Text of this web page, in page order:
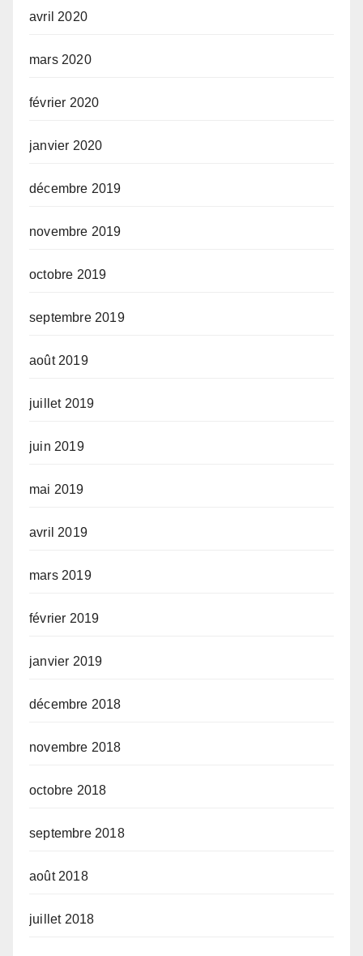
avril 2020
mars 2020
février 2020
janvier 2020
décembre 2019
novembre 2019
octobre 2019
septembre 2019
août 2019
juillet 2019
juin 2019
mai 2019
avril 2019
mars 2019
février 2019
janvier 2019
décembre 2018
novembre 2018
octobre 2018
septembre 2018
août 2018
juillet 2018